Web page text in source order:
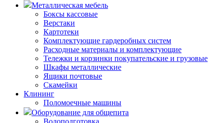
Металлическая мебель
Боксы кассовые
Верстаки
Картотеки
Комплектующие гардеробных систем
Расходные материалы и комплектующие
Тележки и корзинки покупательские и грузовые
Шкафы металлические
Ящики почтовые
Скамейки
Клининг
Поломоечные машины
Оборудование для общепита
Водоподготовка